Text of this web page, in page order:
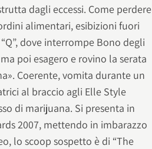
dagli eccessi. Come perdere
alimentari, esibizioni fuori
dove interrompe Bono degli
poi esagero e rovino la serata
Coerente, vomita durante un
al braccio agli Elle Style
di marijuana. Si presenta in
2007, mettendo in imbarazzo
lo scoop sospetto è di “The